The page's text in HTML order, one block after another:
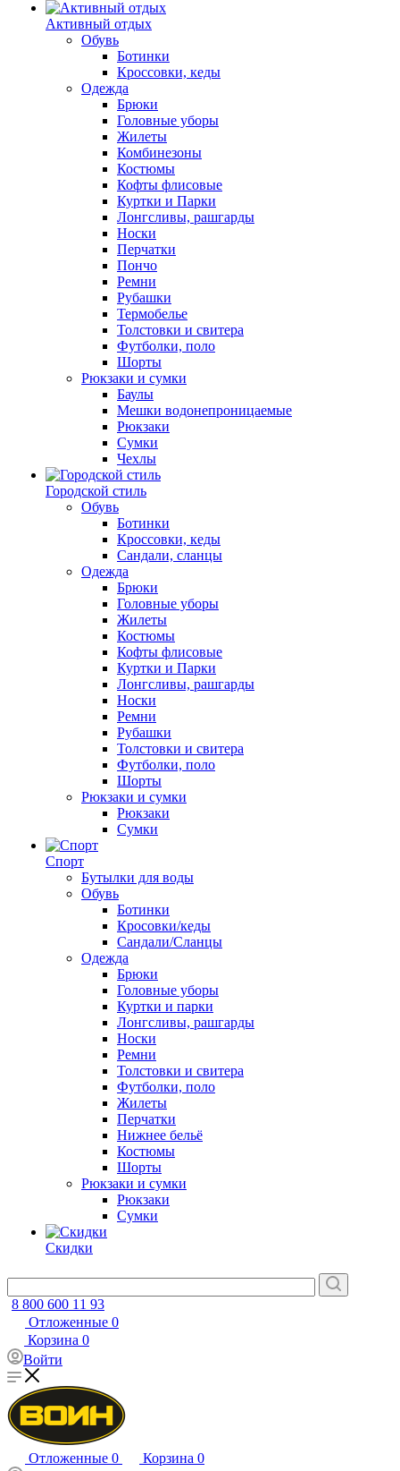
Активный отдых
Обувь
Ботинки
Кроссовки, кеды
Одежда
Брюки
Головные уборы
Жилеты
Комбинезоны
Костюмы
Кофты флисовые
Куртки и Парки
Лонгсливы, рашгарды
Носки
Перчатки
Пончо
Ремни
Рубашки
Термобелье
Толстовки и свитера
Футболки, поло
Шорты
Рюкзаки и сумки
Баулы
Мешки водонепроницаемые
Рюкзаки
Сумки
Чехлы
Городской стиль
Обувь
Ботинки
Кроссовки, кеды
Сандали, сланцы
Одежда
Брюки
Головные уборы
Жилеты
Костюмы
Кофты флисовые
Куртки и Парки
Лонгсливы, рашгарды
Носки
Ремни
Рубашки
Толстовки и свитера
Футболки, поло
Шорты
Рюкзаки и сумки
Рюкзаки
Сумки
Спорт
Бутылки для воды
Обувь
Ботинки
Кросовки/кеды
Сандали/Сланцы
Одежда
Брюки
Головные уборы
Куртки и парки
Лонгсливы, рашгарды
Носки
Ремни
Толстовки и свитера
Футболки, поло
Жилеты
Перчатки
Нижнее бельё
Костюмы
Шорты
Рюкзаки и сумки
Рюкзаки
Сумки
Скидки
8 800 600 11 93
Отложенные 0
Корзина 0
Войти
Отложенные 0 Корзина 0